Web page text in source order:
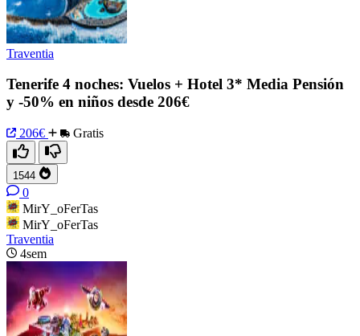
Traventia
Tenerife 4 noches: Vuelos + Hotel 3* Media Pensión
y -50% en niños desde 206€
206€ Gratis
1544
0
MirY_oFerTas
MirY_oFerTas
Traventia
4sem